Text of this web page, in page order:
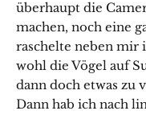
überhaupt die
machen, noch eine
raschelte neben mir
wohl die Vögel auf
dann doch etwas zu
Dann hab ich nach